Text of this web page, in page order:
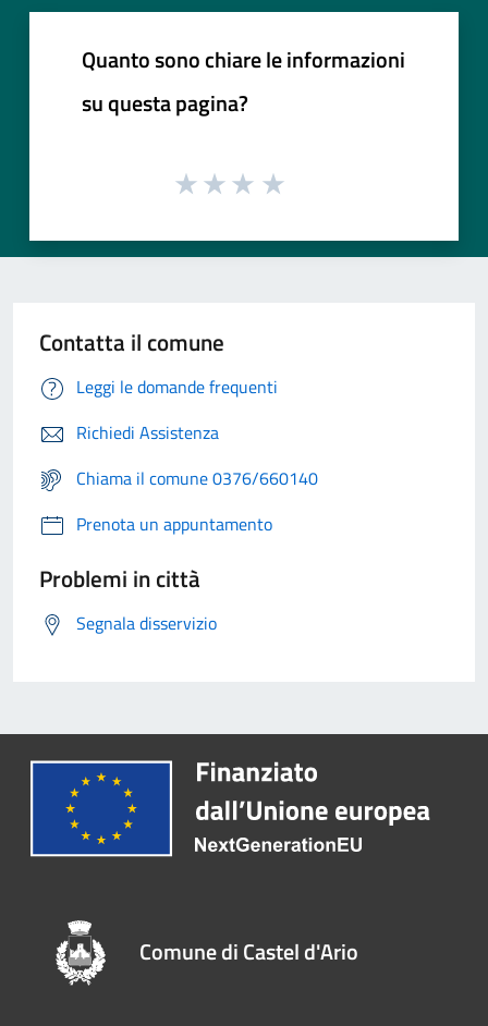
Quanto sono chiare le informazioni
su questa pagina?
Contatta il comune
Leggi le domande frequenti
Richiedi Assistenza
Chiama il comune 0376/660140
Prenota un appuntamento
Problemi in città
Segnala disservizio
Comune di Castel d'Ario